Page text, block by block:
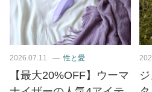
2026.07.11 性と愛
【最大20%OFF】ウーマ